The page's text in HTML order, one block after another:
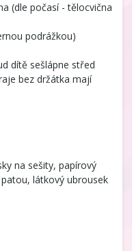
(dle počasí - tělocvična
podrážkou)
dítě sešlápne střed
bez držátka mají
na sešity, papírový
látkový ubrousek